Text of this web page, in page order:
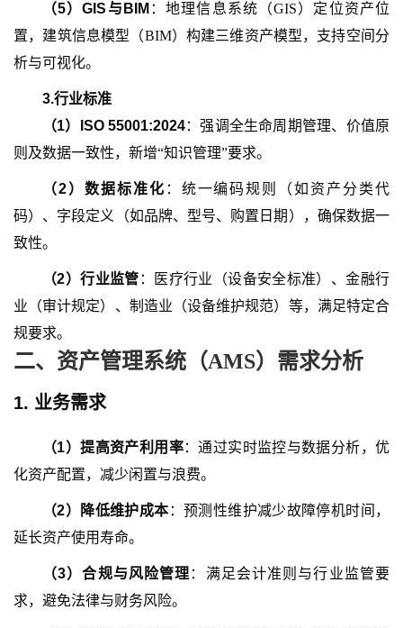
（5）GIS与BIM ：地理信息系统（GIS）定位资产位
置，建筑信息模型（BIM）构建三维资产模型，支持空间分
析与可视化。
3.行业标准
（1） ISO 55001:2024：强调全生命周期管理、价值原
则及数据一致性，新增“知识管理”要求。
（2） 数据标准化 ：统一编码规则（如资产分类代
码）、字段定义（如品牌、型号、购置日期），确保数据一
致性。
（2）行业监管 ：医疗行业（设备安全标准）、金融行
业（审计规定）、制造业（设备维护规范）等，满足特定合
规要求。
二、资产管理系统（AMS）需求分析
1. 业务需求
（1）提高资产利用率：通过实时监控与数据分析，优
化资产配置，减少闲置与浪费。
（2） 降低维护成本：预测性维护减少故障停机时间，
延长资产使用寿命。
（3）合规与风险管理 ：满足会计准则与行业监管要
求，避免法律与财务风险。